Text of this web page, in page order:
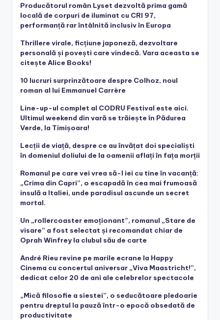
Producătorul român Lyset dezvoltă prima gamă
locală de corpuri de iluminat cu CRI 97,
performanță rar întâlnită inclusiv în Europa
Thrillere virale, ficțiune japoneză, dezvoltare
personală și povești care vindecă. Vara aceasta se
citește Alice Books!
10 lucruri surprinzătoare despre Colhoz, noul
roman al lui Emmanuel Carrère
Line-up-ul complet al CODRU Festival este aici.
Ultimul weekend din vară se trăiește în Pădurea
Verde, la Timișoara!
Lecții de viață, despre ce au învățat doi specialiști
în domeniul doliului de la oamenii aflați în fața morții
Romanul pe care vei vrea să-l iei cu tine în vacanță:
„Crima din Capri”, o escapadă în cea mai frumoasă
insulă a Italiei, unde paradisul ascunde un secret
mortal.
Un „rollercoaster emoționant”, romanul „Stare de
visare” a fost selectat și recomandat chiar de
Oprah Winfrey la clubul său de carte
André Rieu revine pe marile ecrane la Happy
Cinema cu concertul aniversar „Viva Maastricht!”,
dedicat celor 20 de ani ale celebrelor spectacole
„Mică filosofie a siestei”, o seducătoare pledoarie
pentru dreptul la pauză într-o epocă obsedată de
productivitate